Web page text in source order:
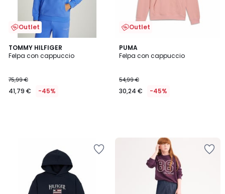
Outlet
TOMMY HILFIGER
Felpa con cappuccio
75,99 €
41,79 € -45%
Outlet
PUMA
Felpa con cappuccio
54,99 €
30,24 € -45%